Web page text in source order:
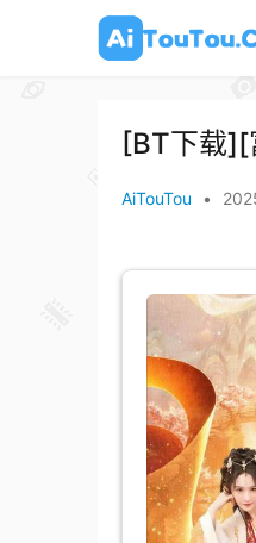
[BT下载
AiTouTou •